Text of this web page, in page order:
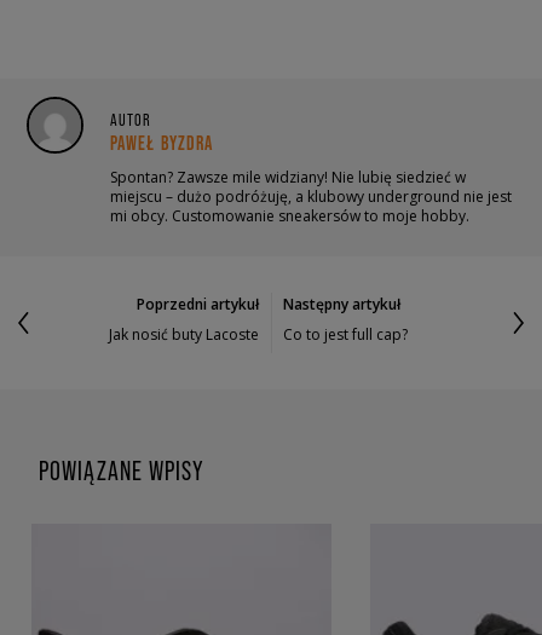
AUTOR
PAWEŁ BYZDRA
Spontan? Zawsze mile widziany! Nie lubię siedzieć w
miejscu – dużo podróżuję, a klubowy underground nie jest
mi obcy. Customowanie sneakersów to moje hobby.
Poprzedni artykuł
Jak nosić buty Lacoste
Następny artykuł
Co to jest full cap?
POWIĄZANE WPISY